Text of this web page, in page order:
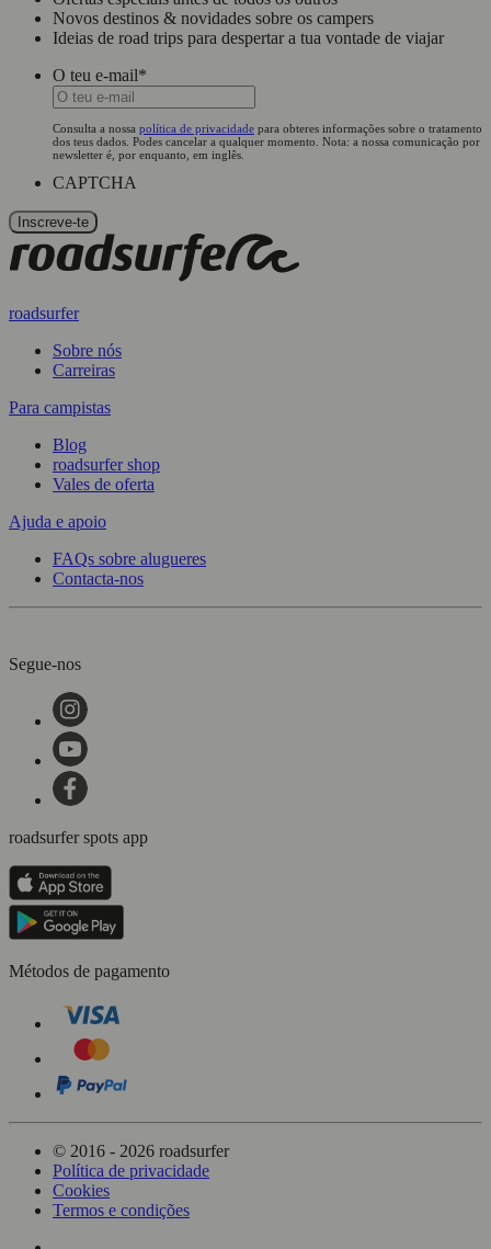
Novos destinos & novidades sobre os campers
Ideias de road trips para despertar a tua vontade de viajar
O teu e-mail*
Consulta a nossa política de privacidade para obteres informações sobre o tratamento
dos teus dados. Podes cancelar a qualquer momento. Nota: a nossa comunicação por
newsletter é, por enquanto, em inglês.
CAPTCHA
roadsurfer
Sobre nós
Carreiras
Para campistas
Blog
roadsurfer shop
Vales de oferta
Ajuda e apoio
FAQs sobre alugueres
Contacta-nos
Segue-nos
roadsurfer spots app
Métodos de pagamento
© 2016 - 2026 roadsurfer
Política de privacidade
Cookies
Termos e condições